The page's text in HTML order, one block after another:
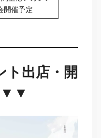
開催予定
出店・開
▼ ▼